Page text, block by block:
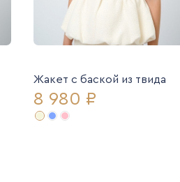
Жакет с баской из твида
8 980 ₽